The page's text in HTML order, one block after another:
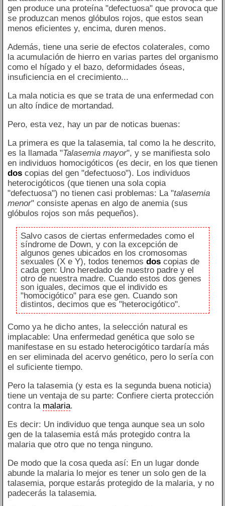
gen produce una proteína "defectuosa" que provoca que
se produzcan menos glóbulos rojos, que estos sean
menos eficientes y, encima, duren menos.
Además, tiene una serie de efectos colaterales, como
la acumulación de hierro en varias partes del organismo
como el hígado y el bazo, deformidades óseas,
insuficiencia en el crecimiento...
La mala noticia es que se trata de una enfermedad con
un alto índice de mortandad.
Pero, esta vez, hay un par de noticas buenas:
La primera es que la talasemia, tal como la he descrito,
es la llamada "Talasemia mayor", y se manifiesta solo
en individuos homocigóticos (es decir, en los que tienen
doscopias del gen "defectuoso"). Los individuos
heterocigóticos (que tienen una sola copia
"defectuosa") no tienen casi problemas: La "talasemia
menor" consiste apenas en algo de anemia (sus
glóbulos rojos son más pequeños).
Salvo casos de ciertas enfermedades como el
síndrome de Down, y con la excepción de
algunos genes ubicados en los cromosomas
sexuales (X e Y), todos tenemos dos copias de
cada gen: Uno heredado de nuestro padre y el
otro de nuestra madre. Cuando estos dos genes
son iguales, decimos que el individo es
"homocigótico" para ese gen. Cuando son
distintos, decimos que es "heterocigótico".
Como ya he dicho antes, la selección natural es
implacable: Una enfermedad genética que solo se
manifestase en su estado heterocigótico tardaría más
en ser eliminada del acervo genético, pero lo sería con
el suficiente tiempo.
Pero la talasemia (y esta es la segunda buena noticia)
tiene un ventaja de su parte: Confiere cierta protección
contra la malaria.
Es decir: Un individuo que tenga aunque sea un solo
gen de la talasemia está más protegido contra la
malaria que otro que no tenga ninguno.
De modo que la cosa queda así: En un lugar donde
abunde la malaria lo mejor es tener un solo gen de la
talasemia, porque estarás protegido de la malaria, y no
padecerás la talasemia.